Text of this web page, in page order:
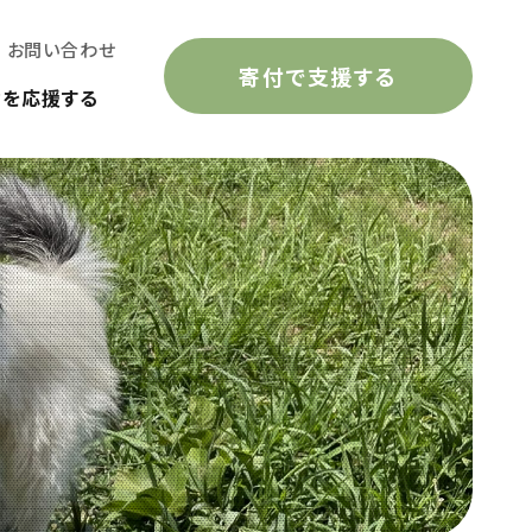
お問い合わせ
応援する
寄付で支援する